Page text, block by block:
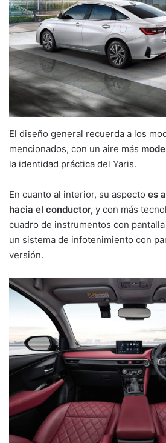
El diseño general recuerda a los
mencionados, con un aire más
la identidad práctica del Yaris.
En cuanto al interior, su aspecto es
hacia el conductor, y con más
cuadro de instrumentos con
un sistema de infotenimiento con
versión.